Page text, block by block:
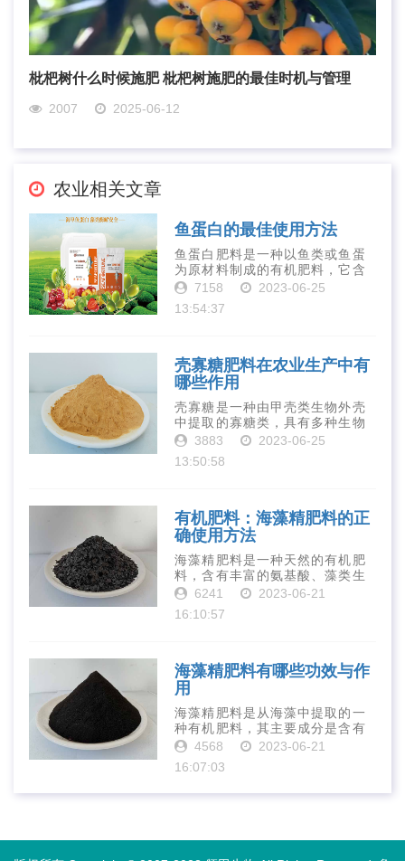
枇杷树什么时候施肥 枇杷树施肥的最佳时机与管理
2007 2025-06-12
农业相关文章
鱼蛋白的最佳使用方法
鱼蛋白肥料是一种以鱼类或鱼蛋
为原材料制成的有机肥料，它含
有丰富的营养物质，如氮、磷、
元素和植物生长因子。这些营养
7158
2023-06-25
13:54:37
壳寡糖肥料在农业生产中有
哪些作用
壳寡糖是一种由甲壳类生物外壳
中提取的寡糖类，具有多种生物
活性和营养价值。在农业生产
是作为一种新型的有机肥料，壳
3883
2023-06-25
13:50:58
有机肥料：海藻精肥料的正
确使用方法
海藻精肥料是一种天然的有机肥
料，含有丰富的氨基酸、藻类生
长素、维生素、微量元素、蛋白
力、促进植物生长、增强植物抗
6241
2023-06-21
16:10:57
海藻精肥料有哪些功效与作
用
海藻精肥料是从海藻中提取的一
种有机肥料，其主要成分是含有
丰富的微量元素、植物生长素、
有增强作物生长、促进植物根系
4568
2023-06-21
16:07:03